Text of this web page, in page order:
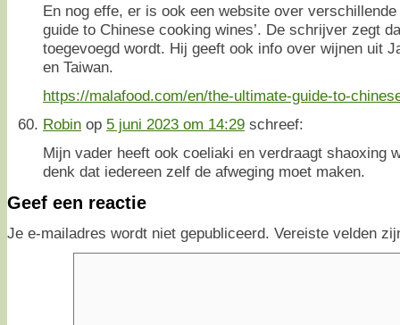
En nog effe, er is ook een website over
guide to Chinese cooking wines’. De schrijver zegt
toegevoegd wordt. Hij geeft ook info over wijnen uit
en Taiwan.
https://malafood.com/en/the-ultimate-guide-to-
Robin op 5 juni 2023 om 14:29 schreef:
Mijn vader heeft ook coeliaki en verdraagt shaoxing
denk dat iedereen zelf de afweging moet maken.
Geef een reactie
Je e-mailadres wordt niet gepubliceerd. Vereiste velden